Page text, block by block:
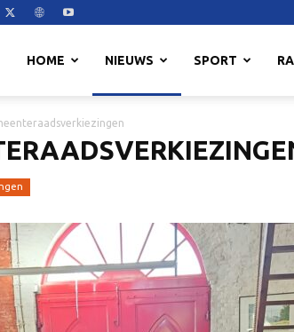
HOME NIEUWS SPORT